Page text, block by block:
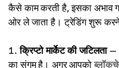
कैसे काम करती है, इसका
ओर ले जाता है। ट्रेडिंग शुरू
क्रिप्टो मार्केट की जटिलता—
का संगम है। अगर आपको